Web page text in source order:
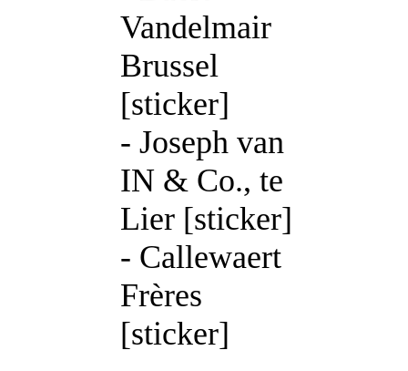
Vandelmair
Brussel
[sticker]
- Joseph van
IN & Co., te
Lier [sticker]
- Callewaert
Frères
[sticker]